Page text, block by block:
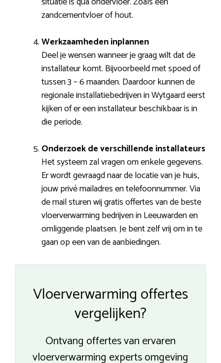
zandcementvloer of hout.
Werkzaamheden inplannen
Deel je wensen wanneer je graag wilt dat de
installateur komt. Bijvoorbeeld met spoed of
tussen 3 – 6 maanden. Daardoor kunnen de
regionale installatiebedrijven in Wytgaard eerst
kijken of er een installateur beschikbaar is in
die periode.
Onderzoek de verschillende installateurs
Het systeem zal vragen om enkele gegevens.
Er wordt gevraagd naar de locatie van je huis,
jouw privé mailadres en telefoonnummer. Via
de mail sturen wij gratis offertes van de beste
vloerverwarming bedrijven in Leeuwarden en
omliggende plaatsen. Je bent zelf vrij om in te
gaan op een van de aanbiedingen.
Vloerverwarming offertes
vergelijken?
Ontvang offertes van ervaren
vloerverwarming experts omgeving